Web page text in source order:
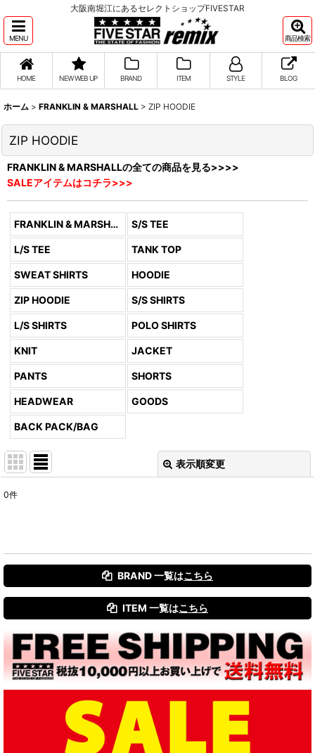
大阪南堀江にあるセレクトショップFIVESTAR
MENU 商品検索
HOME NEW WEB UP BRAND ITEM STYLE BLOG
ホーム > FRANKLIN & MARSHALL > ZIP HOODIE
ZIP HOODIE
FRANKLIN & MARSHALLの全ての商品を見る>>>>
SALEアイテムはコチラ>>>
FRANKLIN & MARSHALL (全商品) S/S TEE
L/S TEE TANK TOP
SWEAT SHIRTS HOODIE
ZIP HOODIE S/S SHIRTS
L/S SHIRTS POLO SHIRTS
KNIT JACKET
PANTS SHORTS
HEADWEAR GOODS
BACK PACK/BAG
表示順変更
絞り込む
0件
BRAND 一覧はこちら
ITEM 一覧はこちら